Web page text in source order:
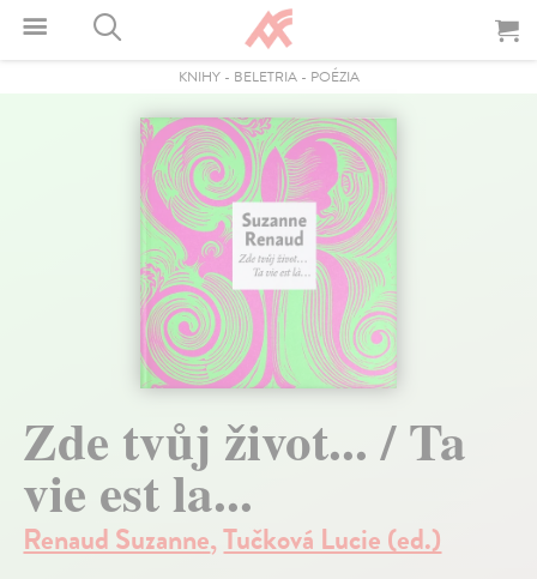
KNIHY- BELETRIA- POÉZIA
Zde tvůj život... / Ta
vie est la...
Renaud Suzanne,Tučková Lucie (ed.)